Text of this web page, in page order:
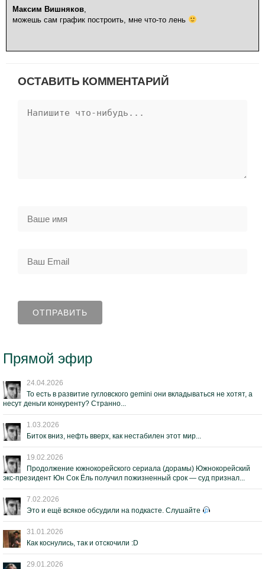
Максим Вишняков,
можешь сам график построить, мне что-то лень
ОСТАВИТЬ КОММЕНТАРИЙ
Прямой эфир
24.04.2026
То есть в развитие гугловского gemini они вкладываться не хотят, а
несут деньги конкуренту? Странно...
1.03.2026
Биток вниз, нефть вверх, как нестабилен этот мир...
19.02.2026
Продолжение южнокорейского сериала (дорамы) Южнокорейский
экс-президент Юн Сок Ёль получил пожизненный срок — суд признал...
7.02.2026
Это и ещё всякое обсудили на подкасте. Слушайте
31.01.2026
Как коснулись, так и отскочили :D
29.01.2026